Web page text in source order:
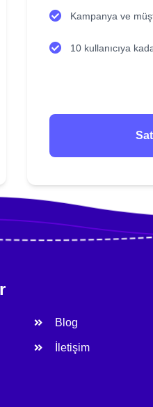
Kampanya ve
10 kullanıcıya
Blog
İletişim